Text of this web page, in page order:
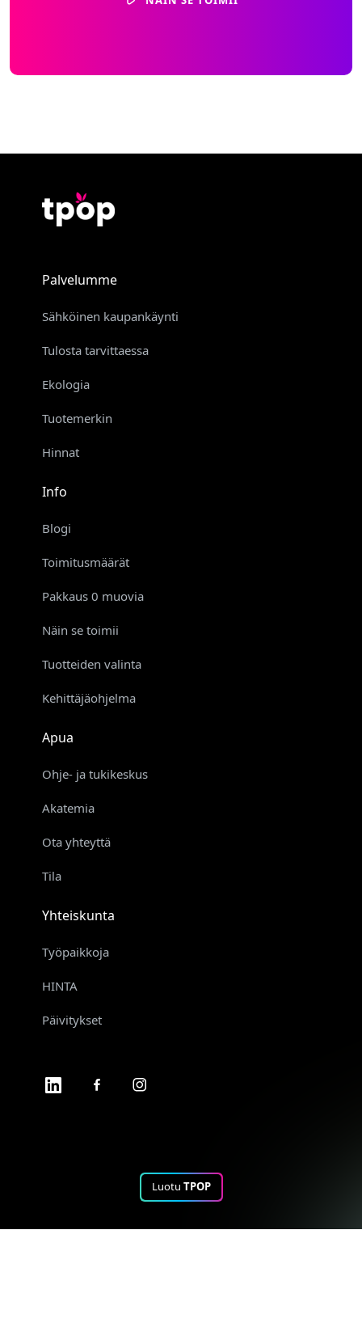
Palvelumme
Sähköinen kaupankäynti
Tulosta tarvittaessa
Ekologia
Tuotemerkin
Hinnat
Info
Blogi
Toimitusmäärät
Pakkaus 0 muovia
Näin se toimii
Tuotteiden valinta
Kehittäjäohjelma
Apua
Ohje- ja tukikeskus
Akatemia
Ota yhteyttä
Tila
Yhteiskunta
Työpaikkoja
HINTA
Päivitykset
Luotu TPOP